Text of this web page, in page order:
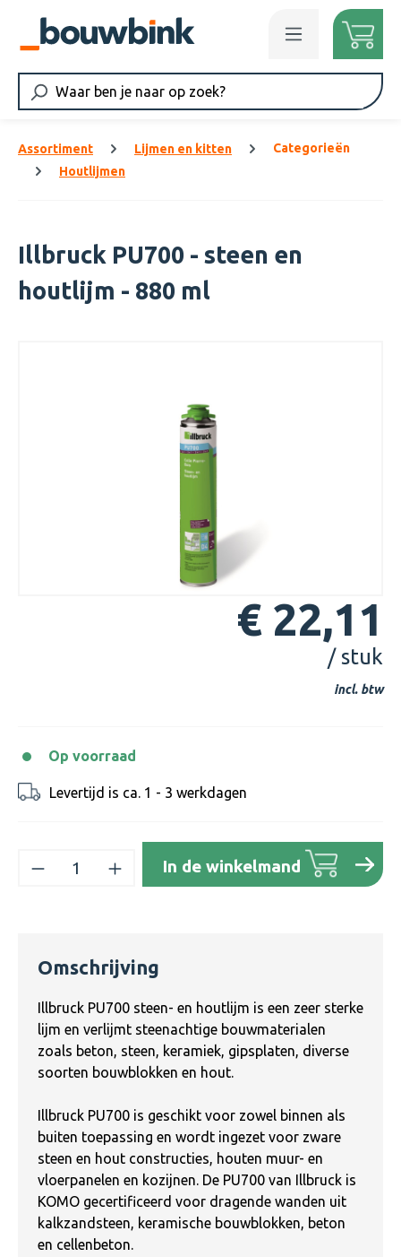
Ga naar de hoofdinhoud
Assortiment Lijmen en kitten
Categorieën
Houtlijmen
Illbruck PU700 - steen en
houtlijm - 880 ml
€ 22,11
/ stuk
incl. btw
Op voorraad
Levertijd is ca. 1 - 3 werkdagen
Producthoeveelheid: Voer de
In de winkelmand
Omschrijving
Illbruck PU700 steen- en houtlijm is een zeer sterke
lijm en verlijmt steenachtige bouwmaterialen
zoals beton, steen, keramiek, gipsplaten, diverse
soorten bouwblokken en hout.
Illbruck PU700 is geschikt voor zowel binnen als
buiten toepassing en wordt ingezet voor zware
steen en hout constructies, houten muur- en
vloerpanelen en kozijnen. De PU700 van Illbruck is
KOMO gecertificeerd voor dragende wanden uit
kalkzandsteen, keramische bouwblokken, beton
en cellenbeton.